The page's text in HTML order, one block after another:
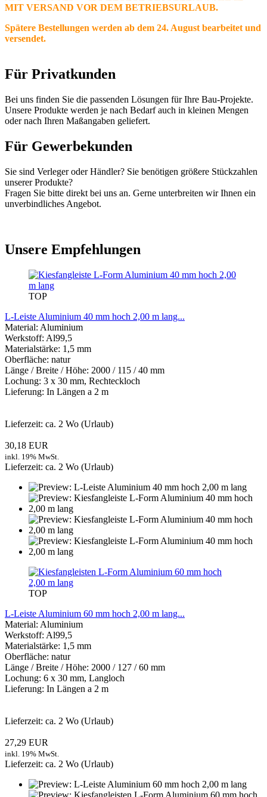
MIT VERSAND VOR DEM BETRIEBSURLAUB.
Spätere Bestellungen werden ab dem 24. August bearbeitet und
versendet.
Für Privatkunden
Bei uns finden Sie die passenden Lösungen für Ihre Bau-Projekte.
Unsere Produkte werden je nach Bedarf auch in kleinen Mengen
oder nach Ihren Maßangaben geliefert.
Für Gewerbekunden
Sie sind Verleger oder Händler? Sie benötigen größere Stückzahlen
unserer Produkte?
Fragen Sie bitte direkt bei uns an. Gerne unterbreiten wir Ihnen ein
unverbindliches Angebot.
Unsere Empfehlungen
TOP
L-Leiste Aluminium 40 mm hoch 2,00 m lang...
Material: Aluminium
Werkstoff: Al99,5
Materialstärke: 1,5 mm
Oberfläche: natur
Länge / Breite / Höhe: 2000 / 115 / 40 mm
Lochung: 3 x 30 mm, Rechteckloch
Lieferung: In Längen a 2 m
Lieferzeit: ca. 2 Wo (Urlaub)
30,18 EUR
inkl. 19% MwSt.
Lieferzeit: ca. 2 Wo (Urlaub)
TOP
L-Leiste Aluminium 60 mm hoch 2,00 m lang...
Material: Aluminium
Werkstoff: Al99,5
Materialstärke: 1,5 mm
Oberfläche: natur
Länge / Breite / Höhe: 2000 / 127 / 60 mm
Lochung: 6 x 30 mm, Langloch
Lieferung: In Längen a 2 m
Lieferzeit: ca. 2 Wo (Urlaub)
27,29 EUR
inkl. 19% MwSt.
Lieferzeit: ca. 2 Wo (Urlaub)